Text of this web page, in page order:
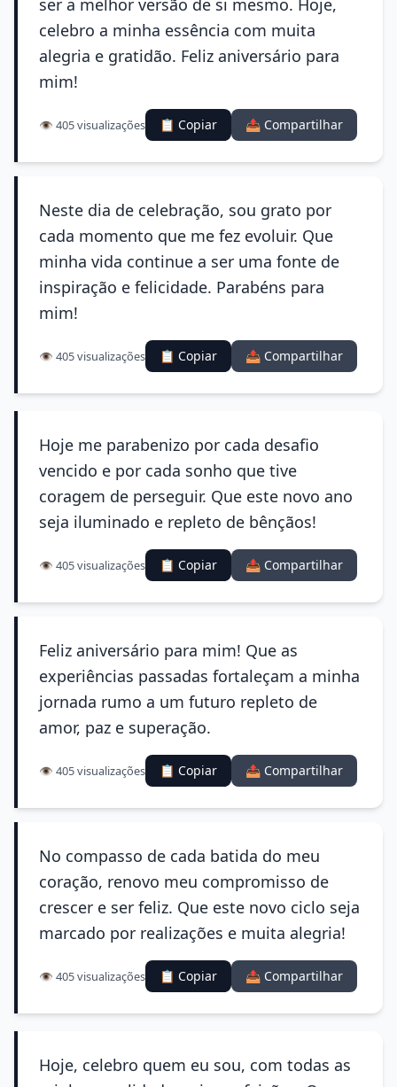
ser a melhor versão de si mesmo. Hoje,
celebro a minha essência com muita
alegria e gratidão. Feliz aniversário para
mim!
👁️ 405 visualizações 📋 Copiar 📤 Compartilhar
Neste dia de celebração, sou grato por
cada momento que me fez evoluir. Que
minha vida continue a ser uma fonte de
inspiração e felicidade. Parabéns para
mim!
👁️ 405 visualizações 📋 Copiar 📤 Compartilhar
Hoje me parabenizo por cada desafio
vencido e por cada sonho que tive
coragem de perseguir. Que este novo ano
seja iluminado e repleto de bênçãos!
👁️ 405 visualizações 📋 Copiar 📤 Compartilhar
Feliz aniversário para mim! Que as
experiências passadas fortaleçam a minha
jornada rumo a um futuro repleto de
amor, paz e superação.
👁️ 405 visualizações 📋 Copiar 📤 Compartilhar
No compasso de cada batida do meu
coração, renovo meu compromisso de
crescer e ser feliz. Que este novo ciclo seja
marcado por realizações e muita alegria!
👁️ 405 visualizações 📋 Copiar 📤 Compartilhar
Hoje, celebro quem eu sou, com todas as